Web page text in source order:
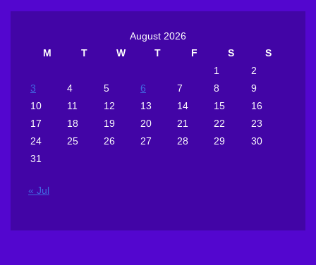
August 2026
M
T W T F S
S
1
2
3
4 5 6 7 8
9
10
11 12 13 14 15
16
17
18 19 20 21 22
23
24
25 26 27 28 29
30
31
« Jul